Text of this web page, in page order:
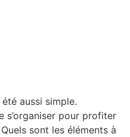
été aussi simple.
s’organiser pour profiter
sont les éléments à